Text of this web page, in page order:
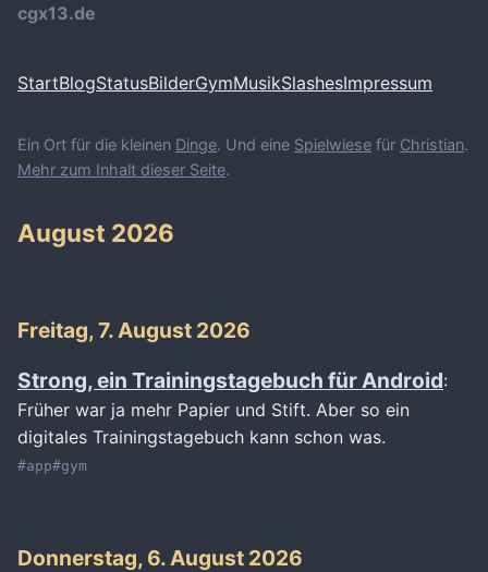
cgx13.de
StartBlogStatusBilderGymMusikSlashesImpressum
Ein Ort für die kleinen Dinge. Und eine Spielwiese für Christian.
Mehr zum Inhalt dieser Seite.
August 2026
Freitag, 7. August 2026
Strong, ein Trainingstagebuch für Android:
Früher war ja mehr Papier und Stift. Aber so ein
digitales Trainingstagebuch kann schon was.
#app#gym
Donnerstag, 6. August 2026